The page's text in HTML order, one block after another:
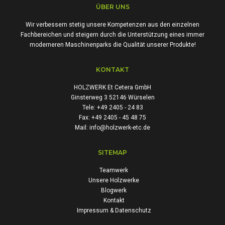
ÜBER UNS
Wir verbessern stetig unsere Kompetenzen aus den einzelnen
Fachbereichen und steigern durch die Unterstützung eines immer
moderneren Maschinenparks die Qualität unserer Produkte!
KONTAKT
HOLZWERK Et Cetera GmbH
Ginsterweg 3 52146 Würselen
Tele: +49 2405 - 24 83
Fax: +49 2405 - 45 48 75
Mail: info@holzwerk-etc.de
SITEMAP
Teamwerk
Unsere Holzwerke
Blogwerk
Kontakt
Impressum & Datenschutz